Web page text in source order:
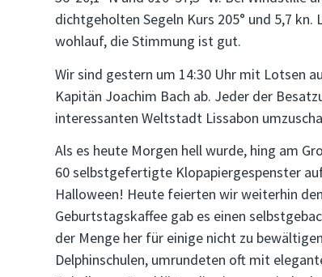
dichtgeholten Segeln Kurs 205° und 5,7
wohlauf, die Stimmung ist gut.
Wir sind gestern um 14:30 Uhr mit Lotsen
Kapitän Joachim Bach ab. Jeder der
interessanten Weltstadt Lissabon
Als es heute Morgen hell wurde, hing am
60 selbstgefertigte Klopapiergespenster
Halloween! Heute feierten wir weiterhin
Geburtstagskaffee gab es einen
der Menge her für einige nicht zu
Delphinschulen, umrundeten oft mit